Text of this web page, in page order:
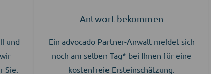
und
Sie.
Antwort bekommen
Ein advocado Partner-Anwalt meldet sich
noch am selben Tag* bei Ihnen für eine
kostenfreie Ersteinschätzung.